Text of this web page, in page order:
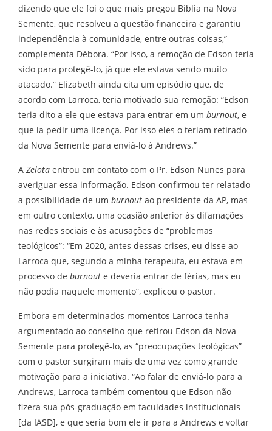
dizendo que ele foi o que mais pregou Bíblia na Nova
Semente, que resolveu a questão financeira e garantiu
independência à comunidade, entre outras coisas,”
complementa Débora. “Por isso, a remoção de Edson teria
sido para protegê-lo, já que ele estava sendo muito
atacado.” Elizabeth ainda cita um episódio que, de
acordo com Larroca, teria motivado sua remoção: “Edson
teria dito a ele que estava para entrar em um burnout, e
que ia pedir uma licença. Por isso eles o teriam retirado
da Nova Semente para enviá-lo à Andrews.”
A Zelota entrou em contato com o Pr. Edson Nunes para
averiguar essa informação. Edson confirmou ter relatado
a possibilidade de um burnout ao presidente da AP, mas
em outro contexto, uma ocasião anterior às difamações
nas redes sociais e às acusações de “problemas
teológicos”: “Em 2020, antes dessas crises, eu disse ao
Larroca que, segundo a minha terapeuta, eu estava em
processo de burnout e deveria entrar de férias, mas eu
não podia naquele momento”, explicou o pastor.
Embora em determinados momentos Larroca tenha
argumentado ao conselho que retirou Edson da Nova
Semente para protegê-lo, as “preocupações teológicas”
com o pastor surgiram mais de uma vez como grande
motivação para a iniciativa. “Ao falar de enviá-lo para a
Andrews, Larroca também comentou que Edson não
fizera sua pós-graduação em faculdades institucionais
[da IASD], e que seria bom ele ir para a Andrews e voltar